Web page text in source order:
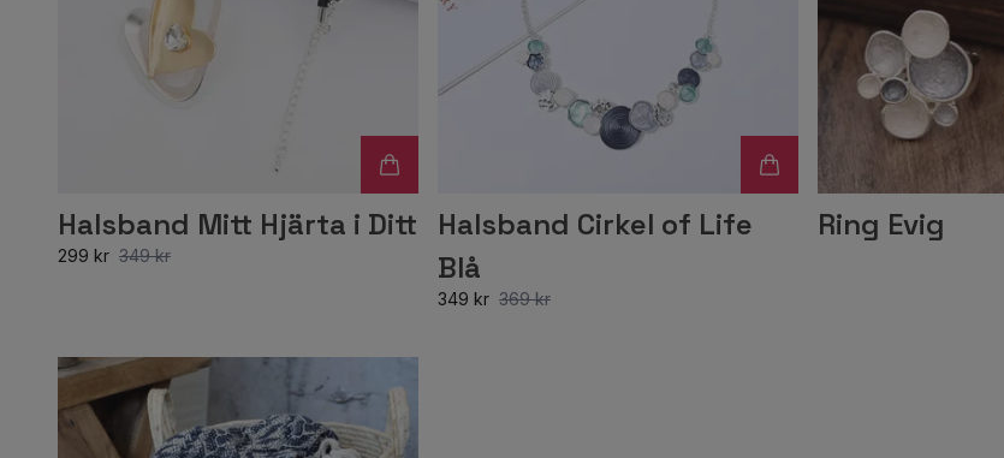
Halsband Mitt Hjärta i Ditt
299 kr 349 kr
Halsband Cirkel of Life
Blå
349 kr 369 kr
Ring Evig